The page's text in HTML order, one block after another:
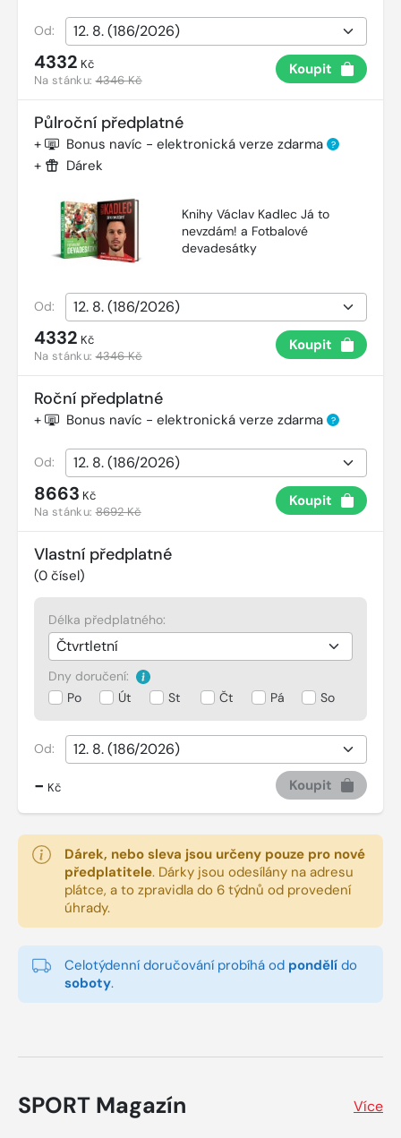
Od:
4332 Kč
Na stánku:4346 Kč
Koupit
Půlroční předplatné
+ Bonus navíc - elektronická verze zdarma ?
+ Dárek
Knihy Václav Kadlec Já to
nevzdám! a Fotbalové
devadesátky
Od:
4332 Kč
Na stánku:4346 Kč
Koupit
Roční předplatné
+ Bonus navíc - elektronická verze zdarma ?
Od:
8663 Kč
Na stánku:8692 Kč
Koupit
Vlastní předplatné
(0 čísel)
Délka předplatného:
Dny doručení:
Po
Út St Čt Pá So
Od:
- Kč Koupit
Dárek, nebo sleva jsou určeny pouze pro nové
předplatitele. Dárky jsou odesílány na adresu
plátce, a to zpravidla do 6 týdnů od provedení
úhrady.
Celotýdenní doručování probíhá od pondělí do
soboty.
SPORT Magazín Více